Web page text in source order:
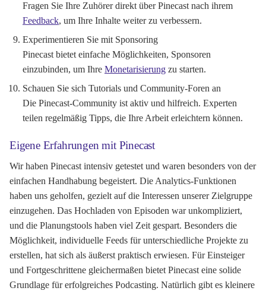
Fragen Sie Ihre Zuhörer direkt über Pinecast nach ihrem
Feedback, um Ihre Inhalte weiter zu verbessern.
Experimentieren Sie mit Sponsoring
Pinecast bietet einfache Möglichkeiten, Sponsoren
einzubinden, um Ihre Monetarisierung zu starten.
Schauen Sie sich Tutorials und Community-Foren an
Die Pinecast-Community ist aktiv und hilfreich. Experten
teilen regelmäßig Tipps, die Ihre Arbeit erleichtern können.
Eigene Erfahrungen mit Pinecast
Wir haben Pinecast intensiv getestet und waren besonders von der
einfachen Handhabung begeistert. Die Analytics-Funktionen
haben uns geholfen, gezielt auf die Interessen unserer Zielgruppe
einzugehen. Das Hochladen von Episoden war unkompliziert,
und die Planungstools haben viel Zeit gespart. Besonders die
Möglichkeit, individuelle Feeds für unterschiedliche Projekte zu
erstellen, hat sich als äußerst praktisch erwiesen. Für Einsteiger
und Fortgeschrittene gleichermaßen bietet Pinecast eine solide
Grundlage für erfolgreiches Podcasting. Natürlich gibt es kleinere